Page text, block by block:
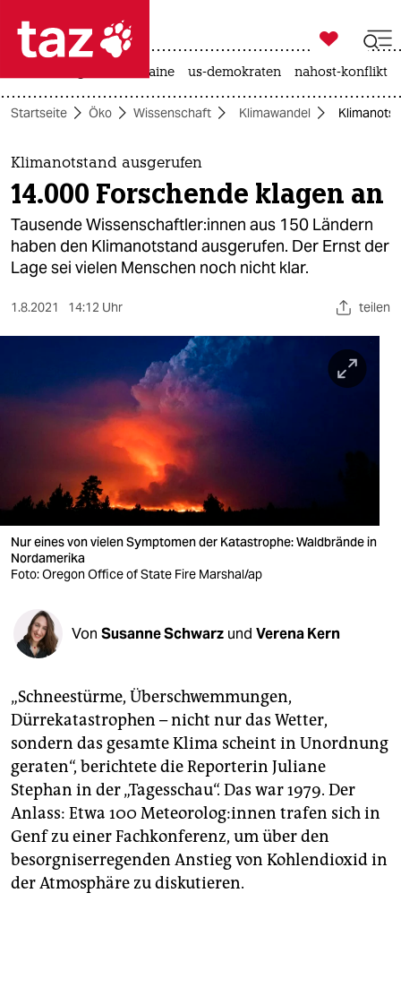
 taz zahl ich
taz zahl ich
themen
politik
öko
gesellschaft
berlin
wahrheit
verlag
verlag
shop
fragen & hilfe
unterstützen
abo
genossenschaft
epaper login

taz zahl ich
krieg in der ukraine us-demokraten nahost-konflikt
Startseite Öko Wissenschaft Klimawandel
Klimanotstand ausgerufen
14.000 Forschende klagen an
Tausende Wis­sen­schaft­le­r:in­nen aus 150 Ländern
haben den Klimanotstand ausgerufen. Der Ernst der
Lage sei vielen Menschen noch nicht klar.
1.8.2021 14:12 Uhr teilen
Nur eines von vielen Symptomen der Katastrophe: Waldbrände in
Nordamerika
Foto: Oregon Office of State Fire Marshal/ap
Von Susanne Schwarz und Verena Kern
„Schneestürme, Überschwemmungen,
Dürrekatastrophen – nicht nur das Wetter,
sondern das gesamte Klima scheint in Unordnung
geraten“, berichtete die Reporterin Juliane
Stephan in der „Tagesschau“. Das war 1979. Der
Anlass: Etwa 100 Me­teo­ro­lo­g:in­nen trafen sich in
Genf zu einer Fachkonferenz, um über den
besorgniserregenden Anstieg von Kohlendioxid in
der Atmosphäre zu diskutieren.